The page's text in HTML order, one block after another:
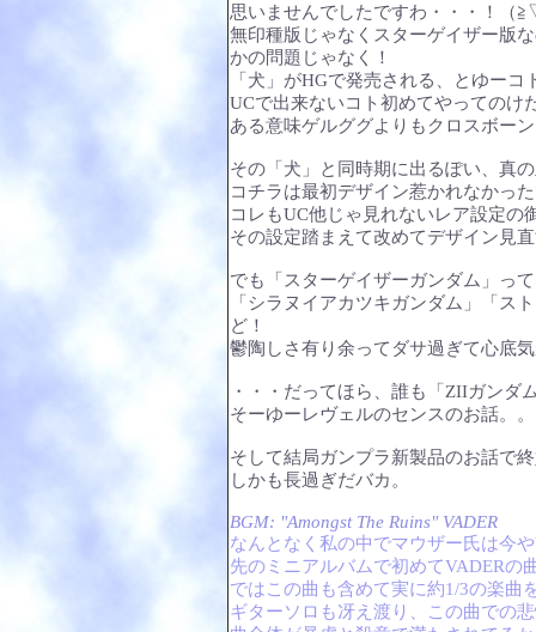
思いませんでしたですわ・・・！（
無印種版じゃなくスターゲイザー版
かの問題じゃなく！
「犬」がHGで発売される、とゆー
UCで出来ないコト初めてやってのけ
ある意味ゲルググよりもクロスボー
その「犬」と同時期に出るぽい、真
コチラは最初デザイン惹かれなかっ
コレもUC他じゃ見れないレア設定の
その設定踏まえて改めてデザイン見
でも「スターゲイザーガンダム」っ
「シラヌイアカツキガンダム」「ス
ど！
鬱陶しさ有り余ってダサ過ぎて心底
・・・だってほら、誰も「ΖIIガンダ
そーゆーレヴェルのセンスのお話。。
そして結局ガンプラ新製品のお話で
しかも長過ぎだバカ。
BGM: "Amongst The Ruins" VADER
なんとなく私の中でマウザー氏は今
先のミニアルバムで初めてVADERの
ではこの曲も含めて実に約1/3の楽曲
ギターソロも冴え渡り、この曲での